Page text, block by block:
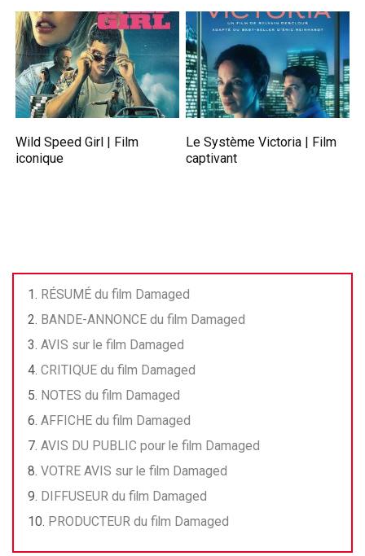
Wild Speed Girl | Film
iconique
Le Système Victoria | Film
captivant
RÉSUMÉ du film Damaged
BANDE-ANNONCE du film Damaged
AVIS sur le film Damaged
CRITIQUE du film Damaged
NOTES du film Damaged
AFFICHE du film Damaged
AVIS DU PUBLIC pour le film Damaged
VOTRE AVIS sur le film Damaged
DIFFUSEUR du film Damaged
PRODUCTEUR du film Damaged